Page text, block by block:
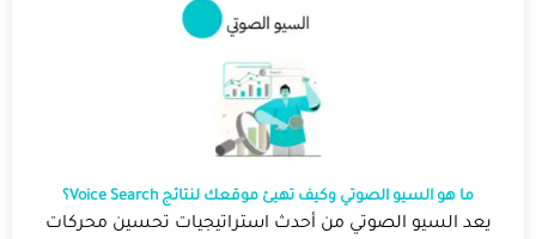
ما هو السيو الصوتي وكيف تهيئ موقعك لنتائج Voice Search؟
يعد السيو الصوتي من أحدث استراتيجيات تحسين محركات